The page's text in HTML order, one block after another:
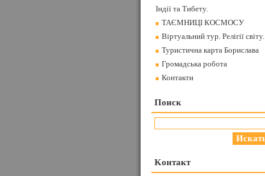
Індії та Тибету.
ТАЄМНИЦІ КОСМОСУ
Віртуальний тур. Релігії світу.
Туристична карта Борислава
Громадська робота
Контакти
Поиск
Koнтакт